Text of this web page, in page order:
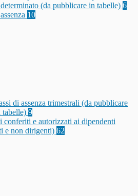
(da pubblicare in tabelle) 6
10
di assenza trimestrali (da pubblicare
tabelle) 9
conferiti e autorizzati ai dipendenti
e non dirigenti) 62